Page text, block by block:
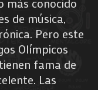
de música,
Pero este
Olímpicos
fama de
Las